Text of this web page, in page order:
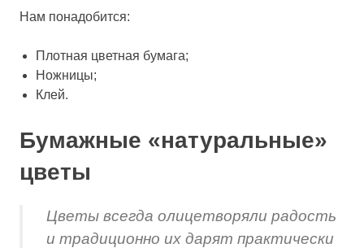
Нам понадобится:
Плотная цветная бумага;
Ножницы;
Клей.
Бумажные «натуральные»
цветы
Цветы всегда олицетворяли радость
и традиционно их дарят практически